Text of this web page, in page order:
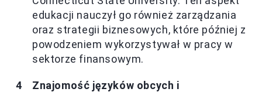
edukacji nauczył go również zarządzania
oraz strategii biznesowych, które później z
powodzeniem wykorzystywał w pracy w
sektorze finansowym.
Znajomość języków obcych i